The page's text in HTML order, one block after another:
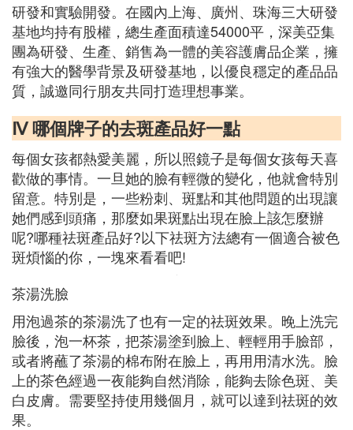
研發和實驗開發。在國內上海、廣州、珠海三大研發
基地均持有股權，總生產面積達54000平，深美亞集
團為研發、生產、銷售為一體的美容護膚品企業，擁
有強大的醫學背景及研發基地，以優良穩定的產品品
質，誠邀同行朋友共同打造理想事業。
Ⅳ 哪個牌子的去斑產品好一點
每個女孩都熱愛美麗，所以照鏡子是每個女孩每天喜
歡做的事情。一旦她的臉有輕微的變化，他就會特別
留意。特別是，一些粉刺、斑點和其他問題的出現讓
她們感到頭痛，那麼如果斑點出現在臉上該怎麼辦
呢?哪種祛斑產品好?以下祛斑方法總有一個適合被色
斑煩惱的你，一塊來看看吧!
茶湯洗臉
用泡過茶的茶湯洗了也有一定的祛斑效果。晚上洗完
臉後，泡一杯茶，把茶湯塗到臉上、輕輕用手臉部，
或者將蘸了茶湯的棉布附在臉上，再用用清水洗。臉
上的茶色經過一夜能夠自然消除，能夠去除色斑、美
白皮膚。需要堅持使用幾個月，就可以達到祛斑的效
果。